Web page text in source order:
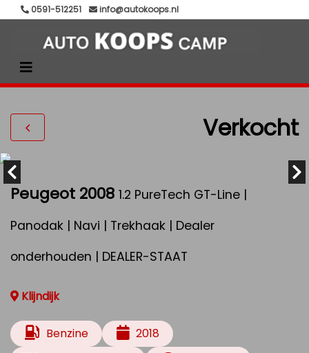
0591-512251 info@autokoops.nl
Verkocht
Peugeot 2008 1.2 PureTech GT-Line |
Panodak | Navi | Trekhaak | Dealer
onderhouden | DEALER-STAAT
Klijndijk
Benzine
2018